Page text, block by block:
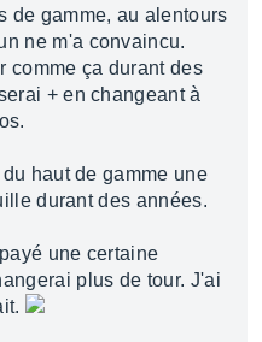
de gamme, au alentours
ne m'a convaincu.
comme ça durant des
+ en changeant à
haut de gamme une
durant des années.
une certaine
plus de tour. J'ai